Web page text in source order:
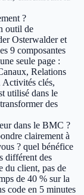
?
outil de
Osterwalder et
9 composantes
seule page :
Relations
Activités clés,
utilisé dans le
des
dans le BMC ?
clairement à
? quel bénéfice
différent des
du client, pas de
de 40 % sur la
code en 5 minutes